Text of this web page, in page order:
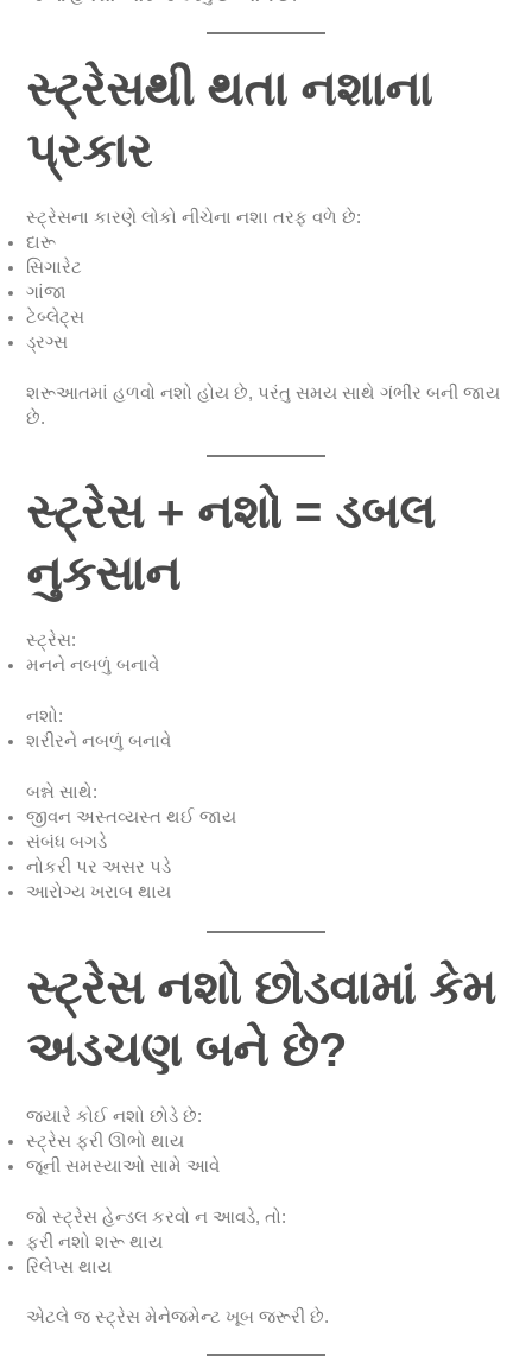
સ્ટ્રેસથી થતા નશાના
પ્રકાર
સ્ટ્રેસના કારણે લોકો નીચેના નશા તરફ વળે છે:
દારૂ
સિગારેટ
ગાંજા
ટેબ્લેટ્સ
ડ્રગ્સ
શરૂઆતમાં હળવો નશો હોય છે, પરંતુ સમય સાથે ગંભીર બની જાય
છે.
સ્ટ્રેસ + નશો = ડબલ
નુકસાન
સ્ટ્રેસ:
મનને નબળું બનાવે
નશો:
શરીરને નબળું બનાવે
બન્ને સાથે:
જીવન અસ્તવ્યસ્ત થઈ જાય
સંબંધ બગડે
નોકરી પર અસર પડે
આરોગ્ય ખરાબ થાય
સ્ટ્રેસ નશો છોડવામાં કેમ
અડચણ બને છે?
જ્યારે કોઈ નશો છોડે છે:
સ્ટ્રેસ ફરી ઊભો થાય
જૂની સમસ્યાઓ સામે આવે
જો સ્ટ્રેસ હેન્ડલ કરવો ન આવડે, તો:
ફરી નશો શરૂ થાય
રિલેપ્સ થાય
એટલે જ સ્ટ્રેસ મેનેજમેન્ટ ખૂબ જરૂરી છે.